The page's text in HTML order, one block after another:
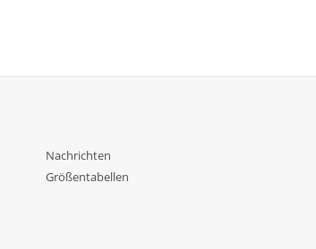
Nachrichten
Größentabellen